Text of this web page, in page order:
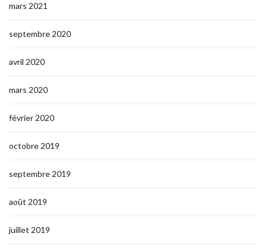
mars 2021
septembre 2020
avril 2020
mars 2020
février 2020
octobre 2019
septembre 2019
août 2019
juillet 2019